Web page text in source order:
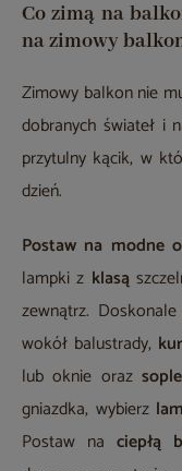
Co zimą na
na zimowy
Zimowy balkon nie
dobranych świateł i
przytulny kącik, w
dzień.
Postaw na modne
lampki z klasą
zewnątrz.
wokół balustrady,
lub oknie oraz
gniazdka, wybierz
Postaw na ciepłą